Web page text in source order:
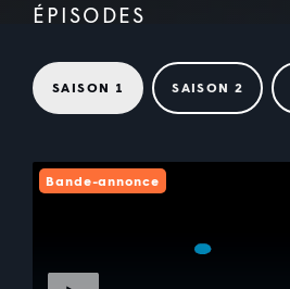
ÉPISODES
SAISON 1 SAISON 2
Bande-annonce